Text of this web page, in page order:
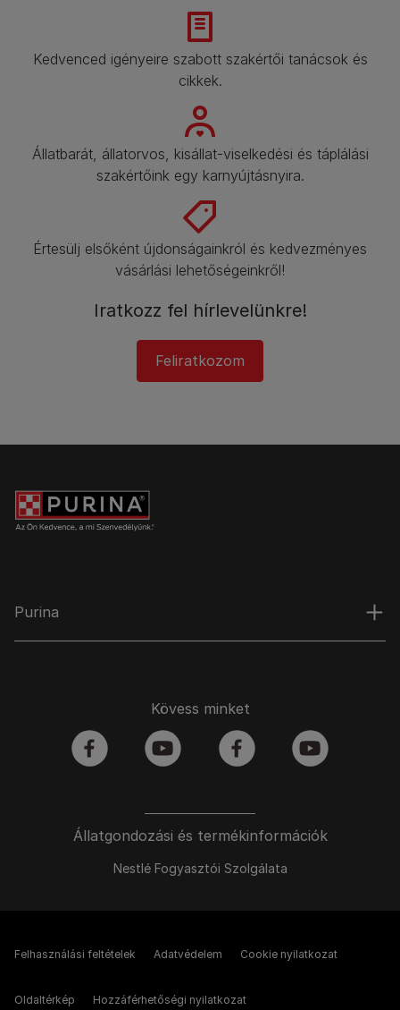
Kedvenced igényeire szabott szakértői tanácsok és
cikkek.
Állatbarát, állatorvos, kisállat-viselkedési és táplálási
szakértőink egy karnyújtásnyira.
Értesülj elsőként újdonságainkról és kedvezményes
vásárlási lehetőségeinkről!​
Iratkozz fel hírlevelünkre!
Feliratkozom
Purina
Állatgondozási és termékinformációk
Nestlé Fogyasztói Szolgálata
Kövess minket
facebook youtube facebook youtube
Felhasználási feltételek Adatvédelem Cookie nyilatkozat
Oldaltérkép Hozzáférhetőségi nyilatkozat